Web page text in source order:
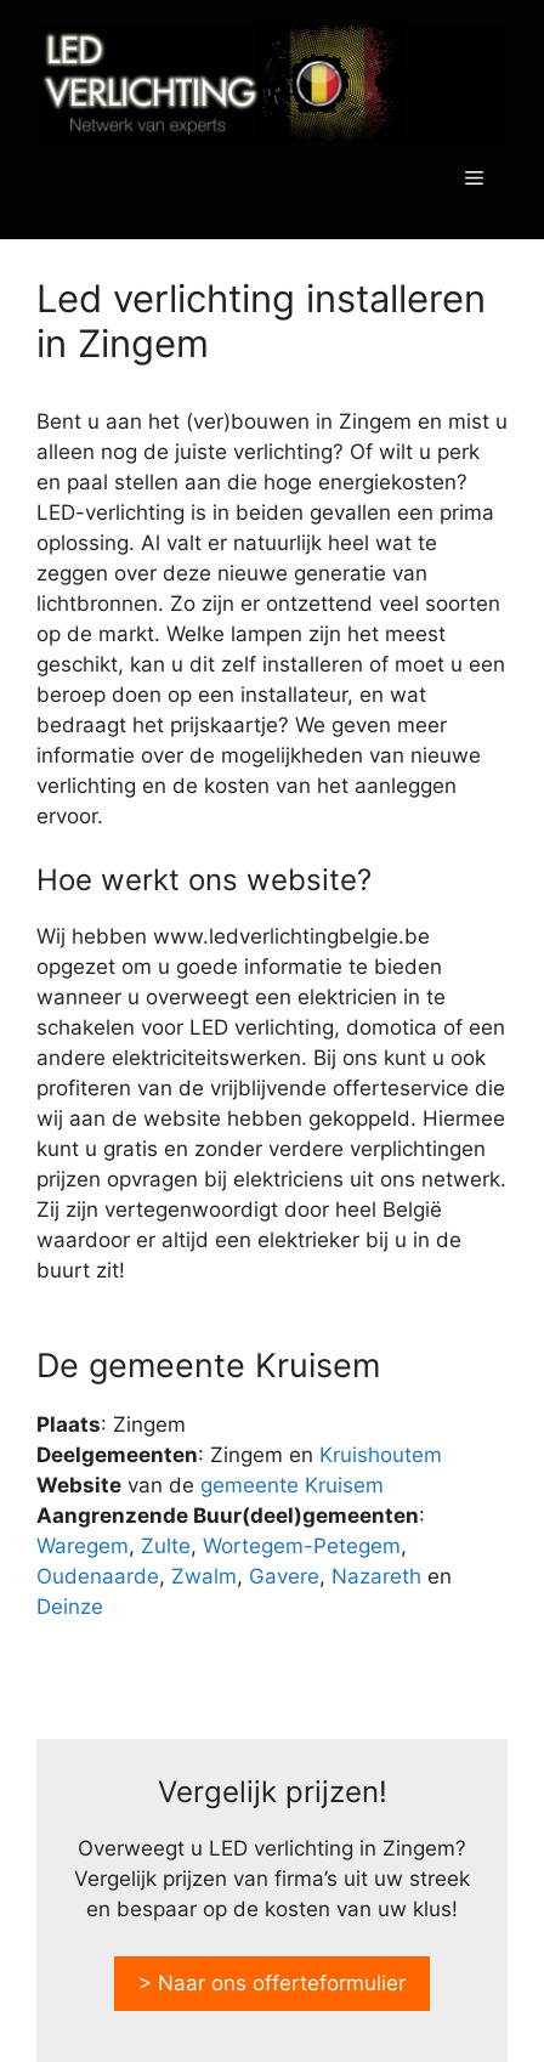
inhoud
Menu
Led verlichting installeren
in Zingem
Bent u aan het (ver)bouwen in Zingem en mist u
alleen nog de juiste verlichting? Of wilt u perk
en paal stellen aan die hoge energiekosten?
LED-verlichting is in beiden gevallen een prima
oplossing. Al valt er natuurlijk heel wat te
zeggen over deze nieuwe generatie van
lichtbronnen. Zo zijn er ontzettend veel soorten
op de markt. Welke lampen zijn het meest
geschikt, kan u dit zelf installeren of moet u een
beroep doen op een installateur, en wat
bedraagt het prijskaartje? We geven meer
informatie over de mogelijkheden van nieuwe
verlichting en de kosten van het aanleggen
ervoor.
Hoe werkt ons website?
Wij hebben www.ledverlichtingbelgie.be
opgezet om u goede informatie te bieden
wanneer u overweegt een elektricien in te
schakelen voor LED verlichting, domotica of een
andere elektriciteitswerken. Bij ons kunt u ook
profiteren van de vrijblijvende offerteservice die
wij aan de website hebben gekoppeld. Hiermee
kunt u gratis en zonder verdere verplichtingen
prijzen opvragen bij elektriciens uit ons netwerk.
Zij zijn vertegenwoordigt door heel België
waardoor er altijd een elektrieker bij u in de
buurt zit!
De gemeente Kruisem
Plaats: Zingem
Deelgemeenten: Zingem en Kruishoutem
Website van de gemeente Kruisem
Aangrenzende Buur(deel)gemeenten:
Waregem, Zulte, Wortegem-Petegem,
Oudenaarde, Zwalm, Gavere, Nazareth en
Deinze
Vergelijk prijzen!
Overweegt u LED verlichting in Zingem?
Vergelijk prijzen van firma’s uit uw streek
en bespaar op de kosten van uw klus!
> Naar ons offerteformulier